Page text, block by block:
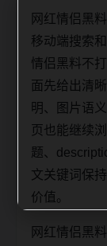
网红情侣黑
移动端搜索
情侣黑料不
面先给出清
明、图片语
页也能继续
题、
文关键词保
价值。
网红情侣黑